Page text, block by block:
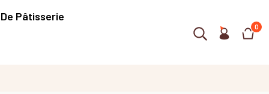
Pâtisserie
0